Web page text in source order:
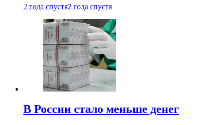
2 года спустя2 года спустя
В России стало меньше денег